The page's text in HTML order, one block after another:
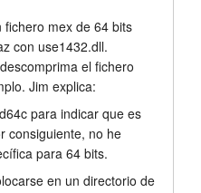
mex de 64 bits
con use1432.dll.
el fichero
Jim explica:
para indicar que es
consiguiente, no he
para 64 bits.
en un directorio de